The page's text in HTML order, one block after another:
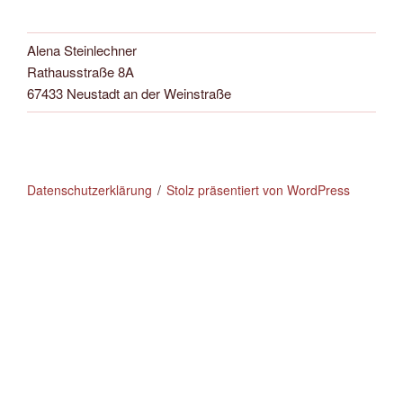
Alena Steinlechner
Rathausstraße 8A
67433 Neustadt an der Weinstraße
Datenschutzerklärung Stolz präsentiert von WordPress